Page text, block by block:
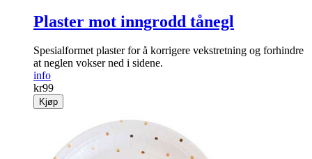
Plaster mot inngrodd tånegl
Spesialformet ­plaster for å ­korrigere vekst­retning og forhindre
at neglen vokser ned i sidene.
info
kr99
Kjøp